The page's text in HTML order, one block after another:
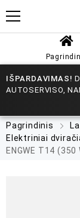
IŠPARDAVIMAS!
AUTOSERVISO,
Pagrindinis
Elektriniai
ENGWE T14